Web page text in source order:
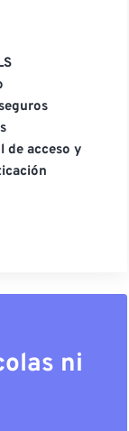
de acceso y
ni